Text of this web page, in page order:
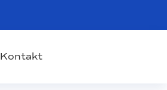
Kontakt